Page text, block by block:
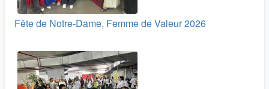
Fête de Notre-Dame, Femme de Valeur 2026